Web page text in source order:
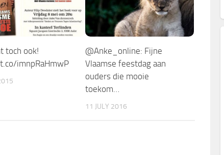
toch ook!
imnpRaHmwP
@Anke_online: Fijne
Vlaamse feestdag aan
ouders die mooie
toekom…
11 JULY 2016